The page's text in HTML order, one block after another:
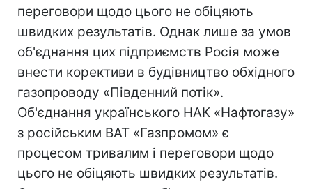
переговори щодо цього не обіцяють
швидких результатів. Однак лише за умов
об'єднання цих підприємств Росія може
внести корективи в будівництво обхідного
газопроводу «Південний потік».
Об'єднання українського НАК «Нафтогазу»
з російським ВАТ «Газпромом» є
процесом тривалим і переговори щодо
цього не обіцяють швидких результатів.